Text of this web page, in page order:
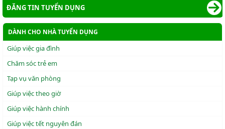
ĐĂNG TIN TUYỂN DỤNG
DÀNH CHO NHÀ TUYỂN DỤNG
Giúp việc gia đình
Chăm sóc trẻ em
Tạp vụ văn phòng
Giúp việc theo giờ
Giúp việc hành chính
Giúp việc tết nguyên đán